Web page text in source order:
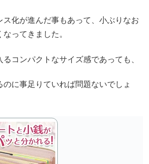
ス化が進んだ事もあって、小ぶりなお
ってきました。
コンパクトなサイズ感であっても、
のに事足りていれば問題ないでしょ